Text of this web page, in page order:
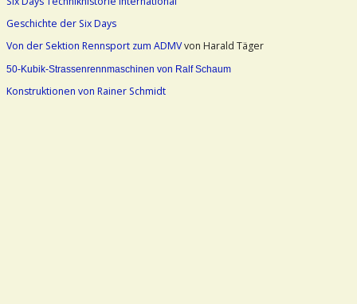
Geschichte der Six Days
Von der Sektion Rennsport zum ADMVvon Harald Täger
50-Kubik-Strassenrennmaschinen von Ralf Schaum
Konstruktionen von Rainer Schmidt